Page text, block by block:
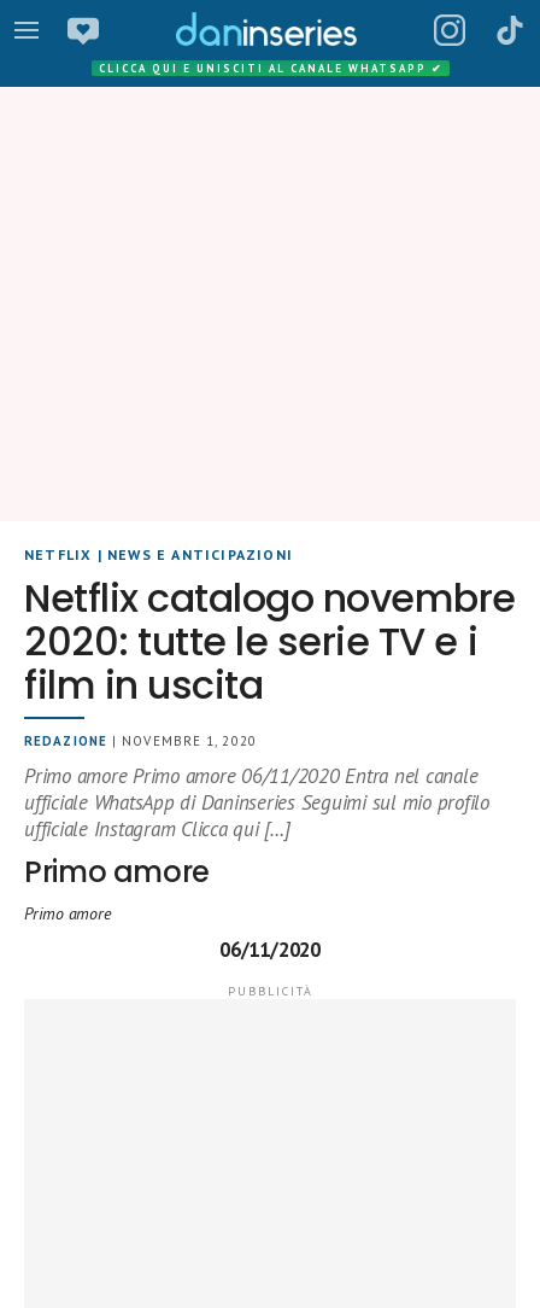
CLICCA QUI E UNISCITI AL CANALE WHATSAPP ✔
NETFLIX | NEWS E ANTICIPAZIONI
Netflix catalogo novembre
2020: tutte le serie TV e i
film in uscita
REDAZIONE | NOVEMBRE 1, 2020
Primo amore Primo amore 06/11/2020 Entra nel canale
ufficiale WhatsApp di Daninseries Seguimi sul mio profilo
ufficiale Instagram Clicca qui […]
Primo amore
Primo amore
06/11/2020